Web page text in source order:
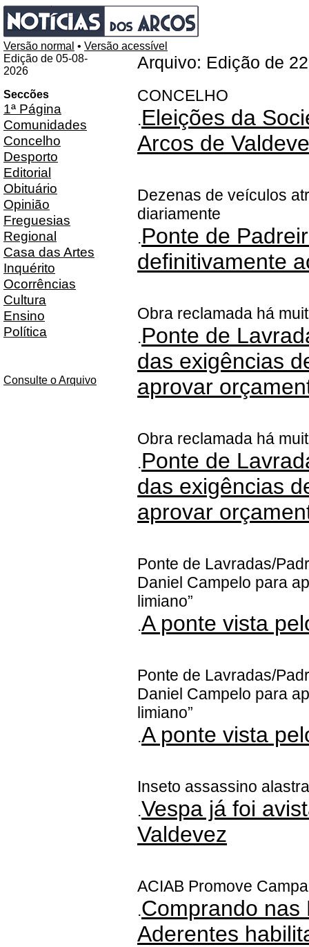
Versão normal • Versão acessível
Edição de 05-08-
2026
Seccões
1ª Página
Comunidades
Concelho
Desporto
Editorial
Obituário
Opinião
Freguesias
Regional
Casa das Artes
Inquérito
Ocorrências
Cultura
Ensino
Política
Consulte o Arquivo
Arquivo: Edição de
CONCELHO
.Eleições da
Arcos de
Dezenas de veículos
diariamente
.Ponte de
definitivamente
Obra reclamada há
.Ponte de
das exigências
aprovar
Obra reclamada há
.Ponte de
das exigências
aprovar
Ponte de Lavradas/
Daniel Campelo para
limiano”
.A ponte vista
Ponte de Lavradas/
Daniel Campelo para
limiano”
.A ponte vista
Inseto assassino
.Vespa já foi
Valdevez
ACIAB Promove
.Comprando nas
Aderentes